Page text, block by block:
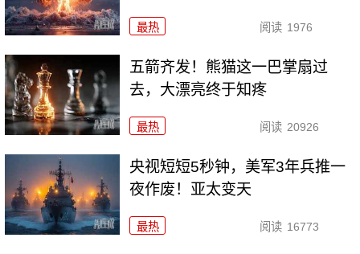
最热 阅读 1976
五箭齐发！熊猫这一巴掌扇过
去，大漂亮终于知疼
最热 阅读 20926
央视短短5秒钟，美军3年兵推一
夜作废！亚太变天
最热 阅读 16773